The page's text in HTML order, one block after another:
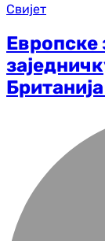
Свијет
Европске